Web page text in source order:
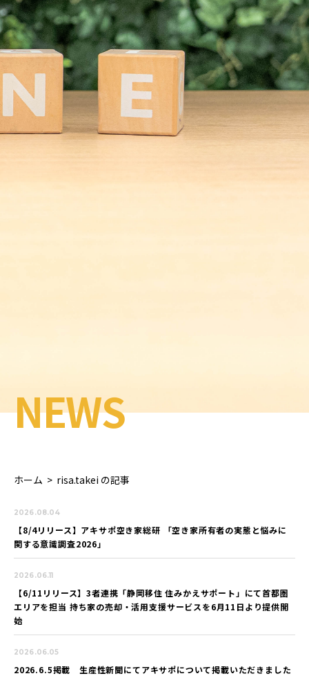
NEWS
ホーム > risa.takei の記事
2026.08.04
【8/4リリース】アキサポ空き家総研 「空き家所有者の実態と悩みに
関する意識調査2026」
2026.06.11
【6/11リリース】3者連携「静岡移住 住みかえサポート」にて首都圏
エリアを担当 持ち家の売却・活用支援サービスを6月11日より提供開
始
2026.06.05
2026.6.5掲載 生産性新聞にてアキサポについて掲載いただきました